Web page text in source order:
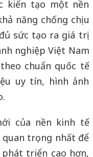
kiến tạo một nền
năng chống chịu
sức tạo ra giá trị
nghiệp Việt Nam
chuẩn quốc tế
uy tín, hình ảnh
của nền kinh tế
quan trọng nhất để
triển cao hơn,